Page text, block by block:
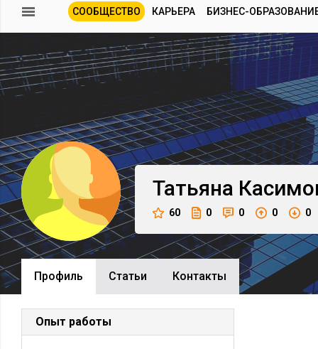
СООБЩЕСТВО КАРЬЕРА БИЗНЕС-
Татьяна
60 0 0 0 0
Профиль Cтатьи Контакты
Опыт работы